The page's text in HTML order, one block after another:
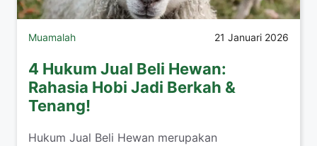
Muamalah 21 Januari 2026
4 Hukum Jual Beli Hewan:
Rahasia Hobi Jadi Berkah &
Tenang!
​Hukum Jual Beli Hewan merupakan